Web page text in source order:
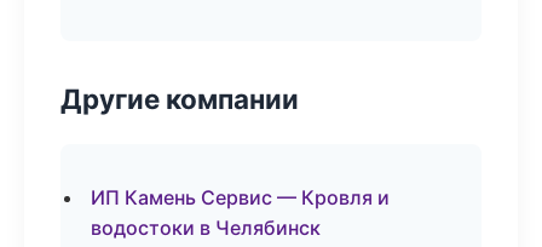
Другие компании
ИП Камень Сервис — Кровля и
водостоки в Челябинск